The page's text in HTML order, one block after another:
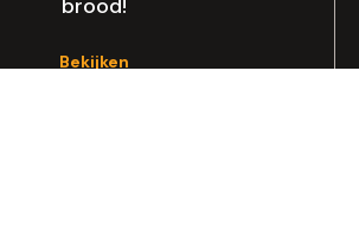
brood!
Bekijken